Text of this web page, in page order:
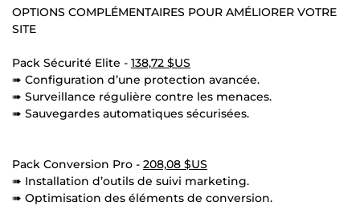
OPTIONS COMPLÉMENTAIRES POUR AMÉLIORER VOTRE
SITE
Pack Sécurité Elite - 138,72 $US
➠ Configuration d’une protection avancée.
➠ Surveillance régulière contre les menaces.
➠ Sauvegardes automatiques sécurisées.
Pack Conversion Pro - 208,08 $US
➠ Installation d’outils de suivi marketing.
➠ Optimisation des éléments de conversion.